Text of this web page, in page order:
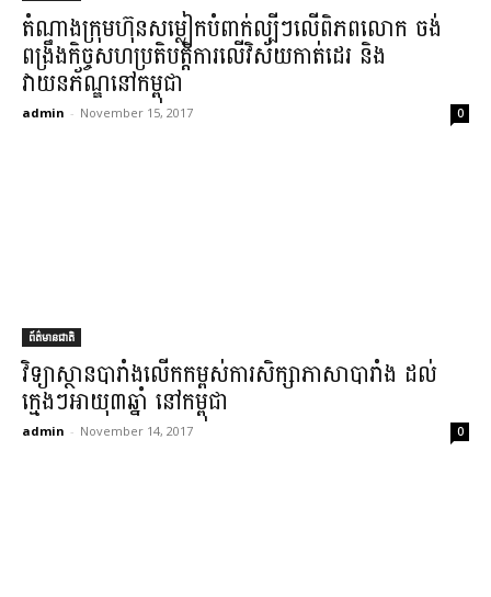
តំណាង​ក្រុមហ៊ុន​សម្លៀកបំពាក់​ល្បីៗ​លើ​ពិភពលោក ចង់​
ពង្រឹង​កិច្ចសហប្រតិបត្តិការ​លើ​វិស័យ​កាត់ដេរ និង​
វាយនភ័ណ្ឌ​នៅ​កម្ពុជា​
admin - November 15, 2017 0
ព័ត៌មានជាតិ
វិទ្យាស្ថាន​បារាំង​លើកកម្ពស់​ការសិក្សា​ភាសា​បារាំង ដល់​
ក្មេងៗ​អាយុ​៣​ឆ្នាំ នៅ​កម្ពុជា​
admin - November 14, 2017 0